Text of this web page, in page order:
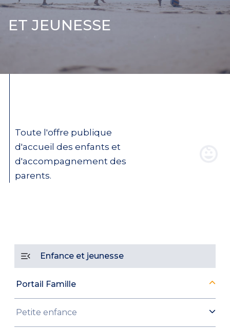
ET JEUNESSE
Toute l'offre publique
d'accueil des enfants et
d'accompagnement des
parents.
Enfance et jeunesse
Portail Famille
Petite enfance